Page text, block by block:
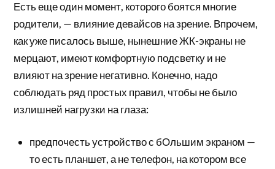
Есть еще один момент, которого боятся многие
родители, — влияние девайсов на зрение. Впрочем,
как уже писалось выше, нынешние ЖК-экраны не
мерцают, имеют комфортную подсветку и не
влияют на зрение негативно. Конечно, надо
соблюдать ряд простых правил, чтобы не было
излишней нагрузки на глаза:
предпочесть устройство с бОльшим экраном —
то есть планшет, а не телефон, на котором все